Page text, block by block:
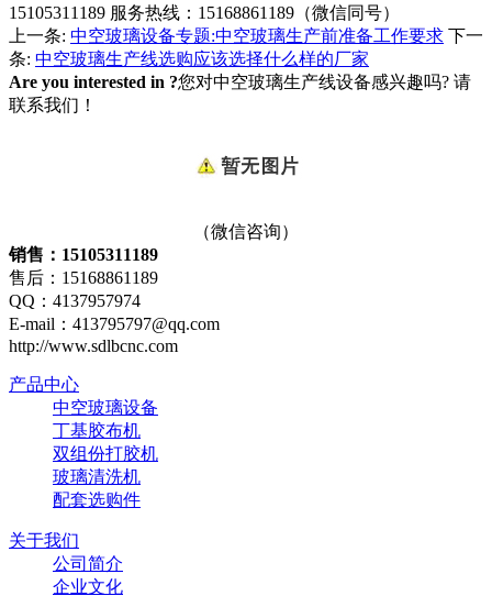
15105311189 服务热线：15168861189（微信同号）
上一条: 中空玻璃设备​专题:中空玻璃生产前准备工作要求 下一
条: 中空玻璃生产线选购应该选择什么样的厂家
Are you interested in ?您对中空玻璃生产线设备感兴趣吗? 请
联系我们！
（微信咨询）
销售：15105311189
售后：15168861189
QQ：4137957974
E-mail：413795797@qq.com
http://www.sdlbcnc.com
产品中心
中空玻璃设备
丁基胶布机
双组份打胶机
玻璃清洗机
配套选购件
关于我们
公司简介
企业文化